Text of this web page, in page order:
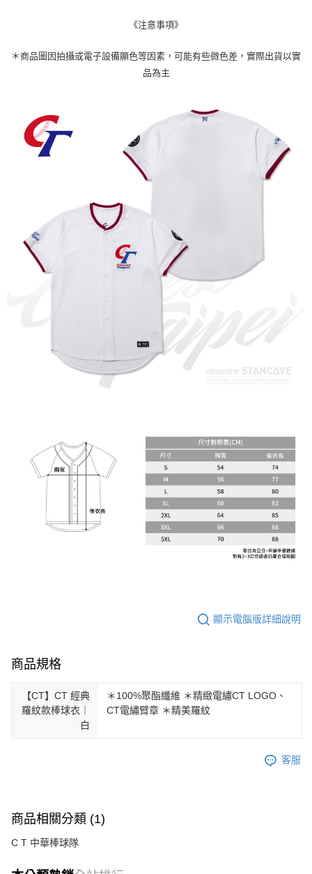
《注意事項》
＊商品圖因拍攝或電子設備顯色等因素，可能有些微色差，實際出貨以實
品為主
顯示電腦版詳細說明
商品規格
【CT】CT 經典
羅紋款棒球衣｜
白
＊100%聚酯纖維 ＊精緻電繡CT LOGO、
CT電繡臂章 ＊精美羅紋
客服
商品相關分類 (1)
C T 中華棒球隊